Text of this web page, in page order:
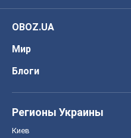
OBOZ.UA
Мир
Блоги
Регионы Украины
Киев